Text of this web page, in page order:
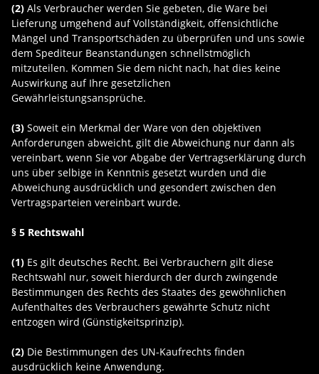
(2) Als Verbraucher werden Sie gebeten, die Ware bei
Lieferung umgehend auf Vollständigkeit, offensichtliche
Mängel und Transportschäden zu überprüfen und uns sowie
dem Spediteur Beanstandungen schnellstmöglich
mitzuteilen. Kommen Sie dem nicht nach, hat dies keine
Auswirkung auf Ihre gesetzlichen
Gewährleistungsansprüche.
(3) Soweit ein Merkmal der Ware von den objektiven
Anforderungen abweicht, gilt die Abweichung nur dann als
vereinbart, wenn Sie vor Abgabe der Vertragserklärung durch
uns über selbige in Kenntnis gesetzt wurden und die
Abweichung ausdrücklich und gesondert zwischen den
Vertragsparteien vereinbart wurde.
§ 5 Rechtswahl
(1) Es gilt deutsches Recht. Bei Verbrauchern gilt diese
Rechtswahl nur, soweit hierdurch der durch zwingende
Bestimmungen des Rechts des Staates des gewöhnlichen
Aufenthaltes des Verbrauchers gewährte Schutz nicht
entzogen wird (Günstigkeitsprinzip).
(2) Die Bestimmungen des UN-Kaufrechts finden
ausdrücklich keine Anwendung.